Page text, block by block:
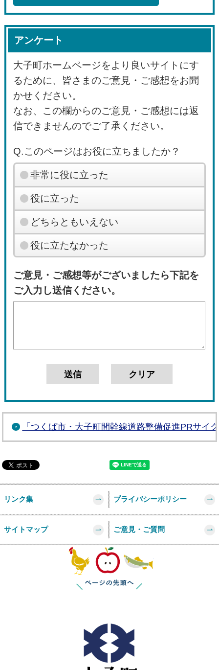
アンケート
大子町ホームページをより良いサイトにす
るために、皆さまのご意見・ご感想をお聞
かせください。
なお、この欄からのご意見・ご感想には返
信できませんのでご了承ください。
Q.このページはお役に立ちましたか？
非常に役に立った
役に立った
どちらともいえない
役に立たなかった
ご意見・ご感想等がございましたら下記を
ご入力し送信ください。
「つくば市・大子町間幹線道路整備促進PRサイ
リンク集 プライバシーポリシー
サイトマップ ご意見・ご質問